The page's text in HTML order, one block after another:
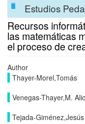
Estudios
Recursos
las matemáticas
el proceso de
Author
Thayer-Morel,Tomás
Venegas-Thayer,M.
Tejada-Giménez,Jesús